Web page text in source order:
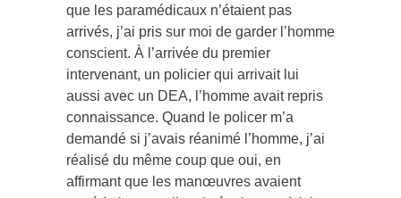
que les paramédicaux n’étaient pas
arrivés, j’ai pris sur moi de garder l’homme
conscient. À l’arrivée du premier
intervenant, un policier qui arrivait lui
aussi avec un DEA, l’homme avait repris
connaissance. Quand le policer m’a
demandé si j’avais réanimé l’homme, j’ai
réalisé du même coup que oui, en
affirmant que les manœuvres avaient